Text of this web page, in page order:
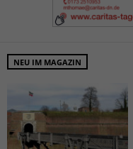
NEU IM MAGAZIN